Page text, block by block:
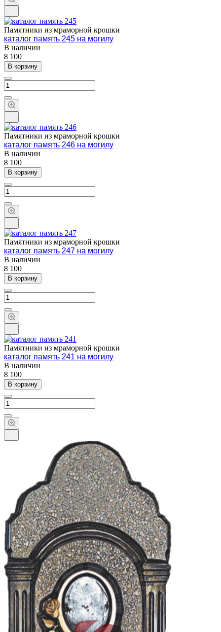
Памятники из мраморной крошки
каталог память 245 на могилу
В наличии
8 100
В корзину
Памятники из мраморной крошки
каталог память 246 на могилу
В наличии
8 100
В корзину
Памятники из мраморной крошки
каталог память 247 на могилу
В наличии
8 100
В корзину
Памятники из мраморной крошки
каталог память 241 на могилу
В наличии
8 100
В корзину